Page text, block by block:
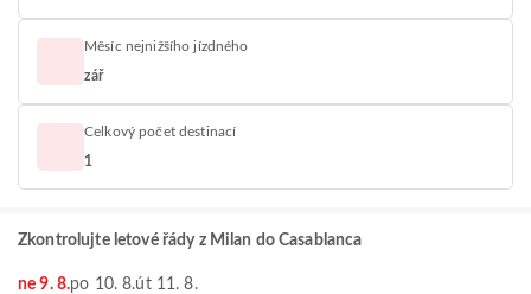
Měsíc nejnižšího jízdného
zář
Celkový počet destinací
1
Zkontrolujte letové řády z Milan do Casablanca
ne 9. 8.po 10. 8.út 11. 8.